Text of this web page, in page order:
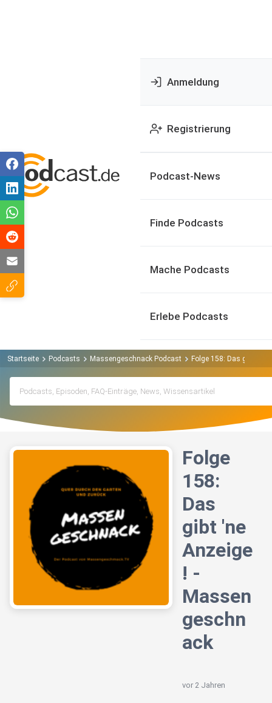
Anmeldung
Registrierung
Podcast-News
Finde Podcasts
Mache Podcasts
Erlebe Podcasts
Startseite Podcasts Massengeschnack Podcast Folge 158: Das gibt 'ne
Folge
158:
Das
gibt 'ne
Anzeige
! -
Massen
geschn
ack
vor 2 Jahren